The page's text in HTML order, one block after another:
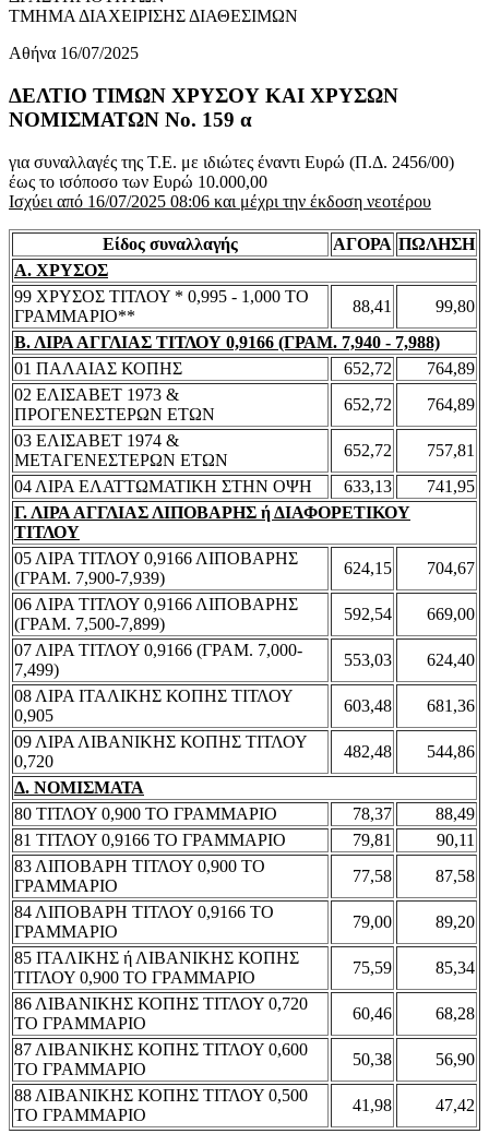
ΤΜΗΜΑ ΔΙΑΧΕΙΡΙΣΗΣ ΔΙΑΘΕΣΙΜΩΝ
Αθήνα 16/07/2025
ΔΕΛΤΙΟ ΤΙΜΩΝ ΧΡΥΣΟΥ ΚΑΙ ΧΡΥΣΩΝ
ΝΟΜΙΣΜΑΤΩΝ No. 159 α
για συναλλαγές της Τ.Ε. με ιδιώτες έναντι Ευρώ (Π.Δ. 2456/00)
έως το ισόποσο των Ευρώ 10.000,00
Ισχύει από 16/07/2025 08:06 και μέχρι την έκδοση νεοτέρου
Είδος συναλλαγής ΑΓΟΡΑ ΠΩΛΗΣΗ
Α. ΧΡΥΣΟΣ
99 ΧΡΥΣΟΣ ΤΙΤΛΟΥ * 0,995 - 1,000 ΤΟ
ΓΡΑΜΜΑΡΙΟ**
88,41
99,80
Β. ΛΙΡΑ ΑΓΓΛΙΑΣ ΤΙΤΛΟΥ 0,9166 (ΓΡΑΜ. 7,940 - 7,988)
01 ΠΑΛΑΙΑΣ ΚΟΠΗΣ
652,72
764,89
02 ΕΛΙΣΑΒΕΤ 1973 &
ΠΡΟΓΕΝΕΣΤΕΡΩΝ ΕΤΩΝ
652,72
764,89
03 ΕΛΙΣΑΒΕΤ 1974 &
ΜΕΤΑΓΕΝΕΣΤΕΡΩΝ ΕΤΩΝ
652,72
757,81
04 ΛΙΡΑ ΕΛΑΤΤΩΜΑΤΙΚΗ ΣΤΗΝ ΟΨΗ
633,13
741,95
Γ. ΛΙΡΑ ΑΓΓΛΙΑΣ ΛΙΠΟΒΑΡΗΣ ή ΔΙΑΦΟΡΕΤΙΚΟΥ
ΤΙΤΛΟΥ
05 ΛΙΡΑ ΤΙΤΛΟΥ 0,9166 ΛΙΠΟΒΑΡΗΣ
(ΓΡΑΜ. 7,900-7,939)
624,15
704,67
06 ΛΙΡΑ ΤΙΤΛΟΥ 0,9166 ΛΙΠΟΒΑΡΗΣ
(ΓΡΑΜ. 7,500-7,899)
592,54
669,00
07 ΛΙΡΑ ΤΙΤΛΟΥ 0,9166 (ΓΡΑΜ. 7,000-
7,499)
553,03
624,40
08 ΛΙΡΑ ΙΤΑΛΙΚΗΣ ΚΟΠΗΣ ΤΙΤΛΟΥ
0,905
603,48
681,36
09 ΛΙΡΑ ΛΙΒΑΝΙΚΗΣ ΚΟΠΗΣ ΤΙΤΛΟΥ
0,720
482,48
544,86
Δ. ΝΟΜΙΣΜΑΤΑ
80 ΤΙΤΛΟΥ 0,900 ΤΟ ΓΡΑΜΜΑΡΙΟ
78,37
88,49
81 ΤΙΤΛΟΥ 0,9166 ΤΟ ΓΡΑΜΜΑΡΙΟ
79,81
90,11
83 ΛΙΠΟΒΑΡΗ ΤΙΤΛΟΥ 0,900 ΤΟ
ΓΡΑΜΜΑΡΙΟ
77,58
87,58
84 ΛΙΠΟΒΑΡΗ ΤΙΤΛΟΥ 0,9166 ΤΟ
ΓΡΑΜΜΑΡΙΟ
79,00
89,20
85 ΙΤΑΛΙΚΗΣ ή ΛΙΒΑΝΙΚΗΣ ΚΟΠΗΣ
ΤΙΤΛΟΥ 0,900 ΤΟ ΓΡΑΜΜΑΡΙΟ
75,59
85,34
86 ΛΙΒΑΝΙΚΗΣ ΚΟΠΗΣ ΤΙΤΛΟΥ 0,720
ΤΟ ΓΡΑΜΜΑΡΙΟ
60,46
68,28
87 ΛΙΒΑΝΙΚΗΣ ΚΟΠΗΣ ΤΙΤΛΟΥ 0,600
ΤΟ ΓΡΑΜΜΑΡΙΟ
50,38
56,90
88 ΛΙΒΑΝΙΚΗΣ ΚΟΠΗΣ ΤΙΤΛΟΥ 0,500
ΤΟ ΓΡΑΜΜΑΡΙΟ
41,98 47,42